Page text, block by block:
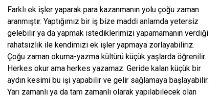
Farklı ek işler yaparak para kazanmanın yolu çoğu zaman
aranmıştır. Yaptığımız bir iş bize maddi anlamda yetersiz
gelebilir ya da yapmak istediklerimizi yapamamanın verdiği
rahatsızlık ile kendimizi ek işler yapmaya zorlayabiliriz.
Çoğu zaman okuma-yazma kültürü küçük yaşlarda öğrenilir.
Herkes okur ama herkes yazamaz. Geride kalan küçük bir
aydın kesimi bu işi yapabilir ve gelir sağlamaya başlayabilir.
Yarı zamanlı ya da tam zamanlı olarak yapılabilecek olan